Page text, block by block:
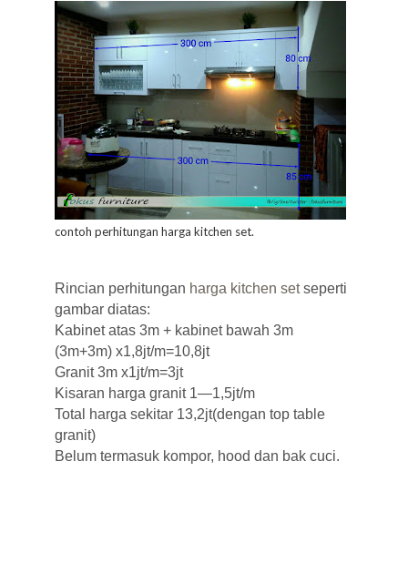
contoh perhitungan harga kitchen set.
Rincian perhitungan harga kitchen setseperti
gambar diatas:
Kabinet atas 3m + kabinet bawah 3m
(3m+3m) x1,8jt/m=10,8jt
Granit 3m x1jt/m=3jt
Kisaran harga granit 1—1,5jt/m
Total harga sekitar 13,2jt(dengan top table
granit)
Belum termasuk kompor, hood dan bak cuci.